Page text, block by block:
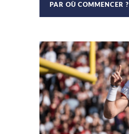
PAR OÙ COMMENCER ?
football
américain,